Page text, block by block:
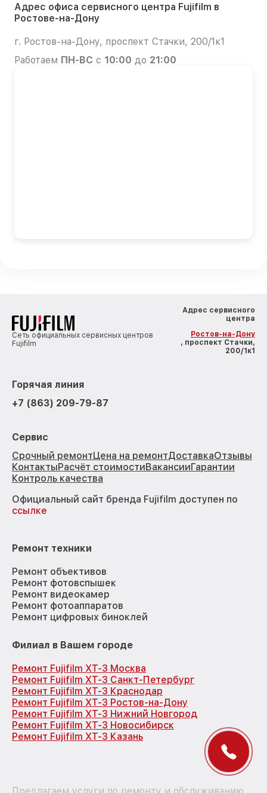
Адрес офиса сервисного центра Fujifilm в
Ростове-на-Дону
г. Ростов-на-Дону, проспект Стачки, 200/1к1
Работаем ПН-ВС с 10:00 до 21:00
Сеть официальных сервисных центров
Fujifilm
Адрес сервисного
центра
Ростов-на-Дону
, проспект Стачки,
200/1к1
Горячая линия
+7 (863) 209-79-87
Сервис
Срочный ремонтЦена на ремонтДоставкаОтзывы
КонтактыРасчёт стоимостиВакансииГарантии
Контроль качества
Официальный сайт бренда Fujifilm доступен по
ссылке
Ремонт техники
Ремонт объективов
Ремонт фотовспышек
Ремонт видеокамер
Ремонт фотоаппаратов
Ремонт цифровых биноклей
Филиал в Вашем городе
Ремонт Fujifilm XT-3 Москва
Ремонт Fujifilm XT-3 Санкт-Петербург
Ремонт Fujifilm XT-3 Краснодар
Ремонт Fujifilm XT-3 Ростов-на-Дону
Ремонт Fujifilm XT-3 Нижний Новгород
Ремонт Fujifilm XT-3 Новосибирск
Ремонт Fujifilm XT-3 Казань
Предлагаем услуги по ремонту и обслуживанию